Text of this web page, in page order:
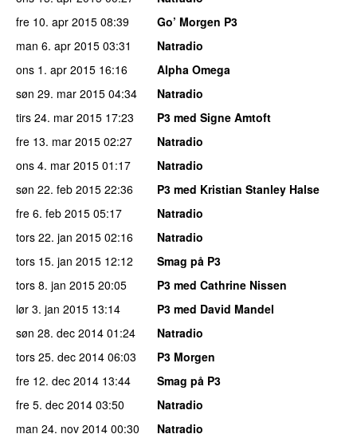
fre 10. apr 2015 08:39
Go’ Morgen P3
man 6. apr 2015 03:31
Natradio
ons 1. apr 2015 16:16
Alpha Omega
søn 29. mar 2015 04:34
Natradio
tirs 24. mar 2015 17:23
P3 med Signe Amtoft
fre 13. mar 2015 02:27
Natradio
ons 4. mar 2015 01:17
Natradio
søn 22. feb 2015 22:36
P3 med Kristian Stanley Halse
fre 6. feb 2015 05:17
Natradio
tors 22. jan 2015 02:16
Natradio
tors 15. jan 2015 12:12
Smag på P3
tors 8. jan 2015 20:05
P3 med Cathrine Nissen
lør 3. jan 2015 13:14
P3 med David Mandel
søn 28. dec 2014 01:24
Natradio
tors 25. dec 2014 06:03
P3 Morgen
fre 12. dec 2014 13:44
Smag på P3
fre 5. dec 2014 03:50
Natradio
man 24. nov 2014 00:30
Natradio